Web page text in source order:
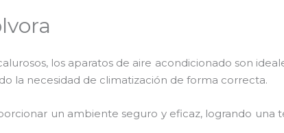
los aparatos de aire acondicionado son
la necesidad de climatización de forma correcta.
un ambiente seguro y eficaz, logrando una